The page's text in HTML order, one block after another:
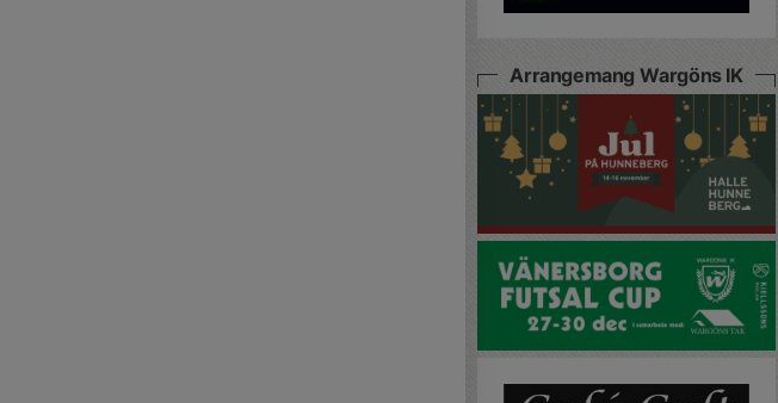
Arrangemang Wargöns IK